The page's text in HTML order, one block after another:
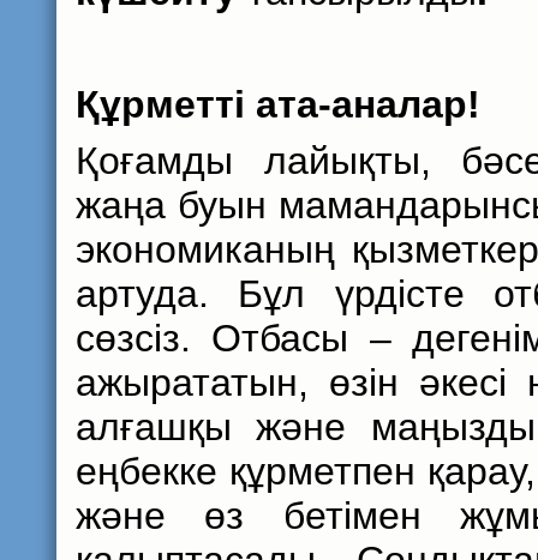
Құрметті ата-аналар!
Қоғамды лайықты,
жаңа буын
экономиканың
артуда. Бұл үрдісте
сөзсіз. Отбасы –
ажырататын, өзін
алғашқы және
еңбекке құрметпен
және өз бетімен